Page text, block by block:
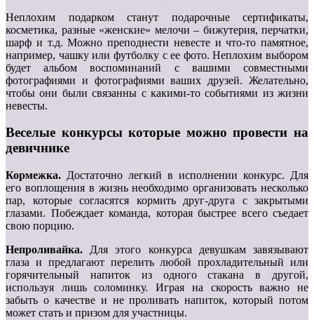
Неплохим подарком станут подарочные сертификаты,
косметика, разные «женские» мелочи – бижутерия, перчатки,
шарф и т.д. Можно преподнести невесте и что-то памятное,
например, чашку или футболку с ее фото. Неплохим выбором
будет альбом воспоминаний с вашими совместными
фотографиями и фотографиями ваших друзей. Желательно,
чтобы они были связанны с какими-то событиями из жизни
невесты.
Веселые конкурсы которые можно провести на
девичнике
Кормежка. Достаточно легкий в исполнении конкурс. Для
его воплощения в жизнь необходимо организовать несколько
пар, которые согласятся кормить друг-друга с закрытыми
глазами. Побеждает команда, которая быстрее всего съедает
свою порцию.
Непроливайка. Для этого конкурса девушкам завязывают
глаза и предлагают перелить любой прохладительный или
горячительный напиток из одного стакана в другой,
используя лишь соломинку. Играя на скорость важно не
забыть о качестве и не проливать напиток, который потом
может стать и призом для участницы.